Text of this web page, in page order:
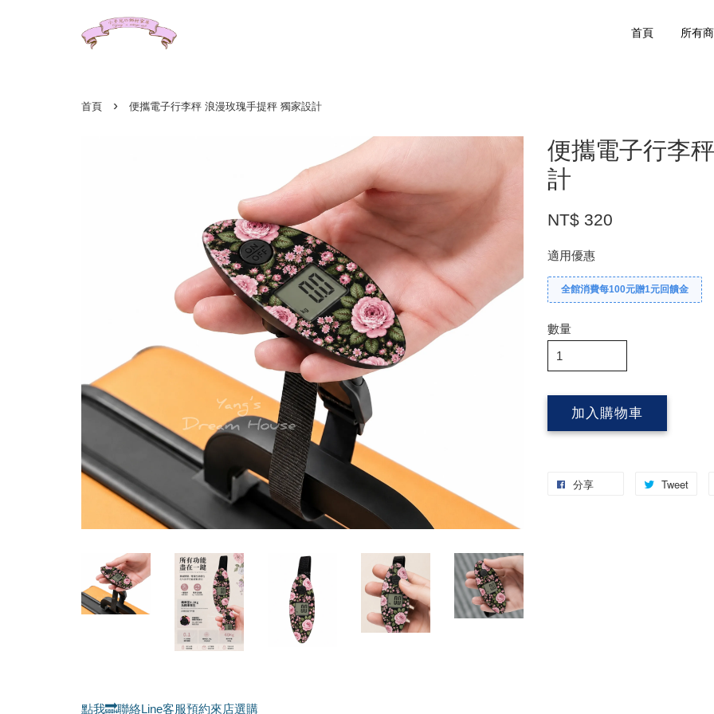
首頁 所有
首頁 › 便攜電子行李秤 浪漫玫瑰手提秤 獨家設計
便攜電子行李
計
NT$ 320
適用優惠
全館消費每100元贈1元回饋金
數量
加入購物車
分享 Tweet
點我🔜聯絡Line客服預約來店選購